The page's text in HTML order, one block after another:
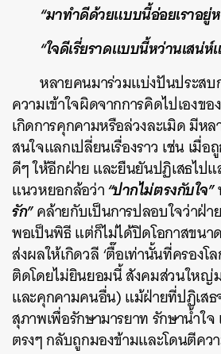
“มาทำดีด้วยแบบนี้อ่อยเราอยู่
“ใจดีเรี่ยราดแบบนี้หว่านเสน่
หลายคนมาร่วมแบ่งปันประส
ความเข้าใจผิดจากการคิดไปเองข
เกิดการคุกคามหรือล่วงละเมิด มีห
สนใจแลกเปลี่ยนเรื่องราว เช่น เมื่
ดีๆ ให้อีกฝ่าย และยืนยันปฏิเสธไป
แนวหยอกล้อว่า“ปากไม่ตรงกับใจ”
รัก”คล้ายกับเป็นการปลอบใจว่าฝ่
พอเป็นพิธี แต่ก็ไม่ได้ปิดโอกาสขน
ส่งผลให้เกิดวลี ‘ตื๊อเท่านั้นที่ครองโ
ติดโดยไม่ยินยอมนี้ สังคมส่วนใหญ่ม
และคุกคามคนอื่น) แม้ฝ่ายที่ปฏิเส
สุภาพเพื่อรักษามารยาท รักษาน้ำใจ
ตรงๆ กลับถูกมองข้ามและโดนตีคว